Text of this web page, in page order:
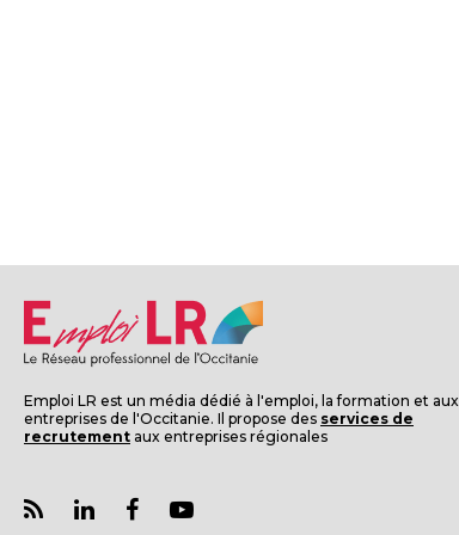
Emploi LR est un média dédié à l'emploi, la formation et aux
entreprises de l'Occitanie. Il propose des services de
recrutement aux entreprises régionales